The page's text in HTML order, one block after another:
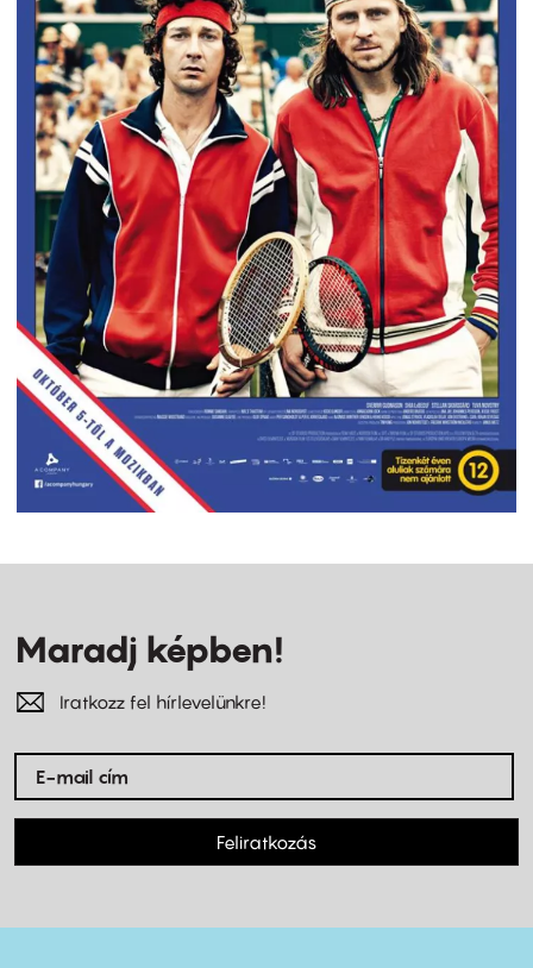
Maradj képben!
Iratkozz fel hírlevelünkre!
Feliratkozás